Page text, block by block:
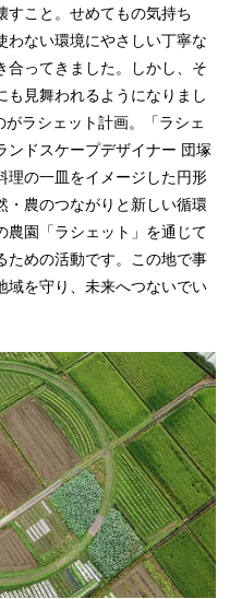
すこと。せめてもの気持ち
わない環境にやさしい丁寧な
合ってきました。しかし、そ
見舞われるようになりまし
ラシェット計画。「ラシェ
ンドスケープデザイナー 団塚
理の一皿をイメージした円形
・農のつながりと新しい循環
農園「ラシェット」を通じて
ための活動です。この地で事
域を守り、未来へつないでい